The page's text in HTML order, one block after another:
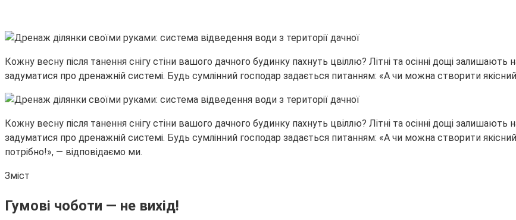
Кожну весну після танення снігу стіни вашого дачного будинку пахнуть цвіллю? Літні та осінні дощі
задуматися про дренажній системі. Будь сумлінний господар задається питанням: «А чи можна створити
Кожну весну після танення снігу стіни вашого дачного будинку пахнуть цвіллю? Літні та осінні дощі
задуматися про дренажній системі. Будь сумлінний господар задається питанням: «А чи можна створити
потрібно!», — відповідаємо ми.
Зміст
Гумові чоботи — не вихід!